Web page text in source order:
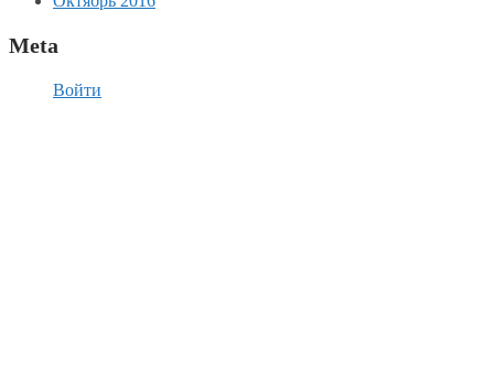
Meta
Войти